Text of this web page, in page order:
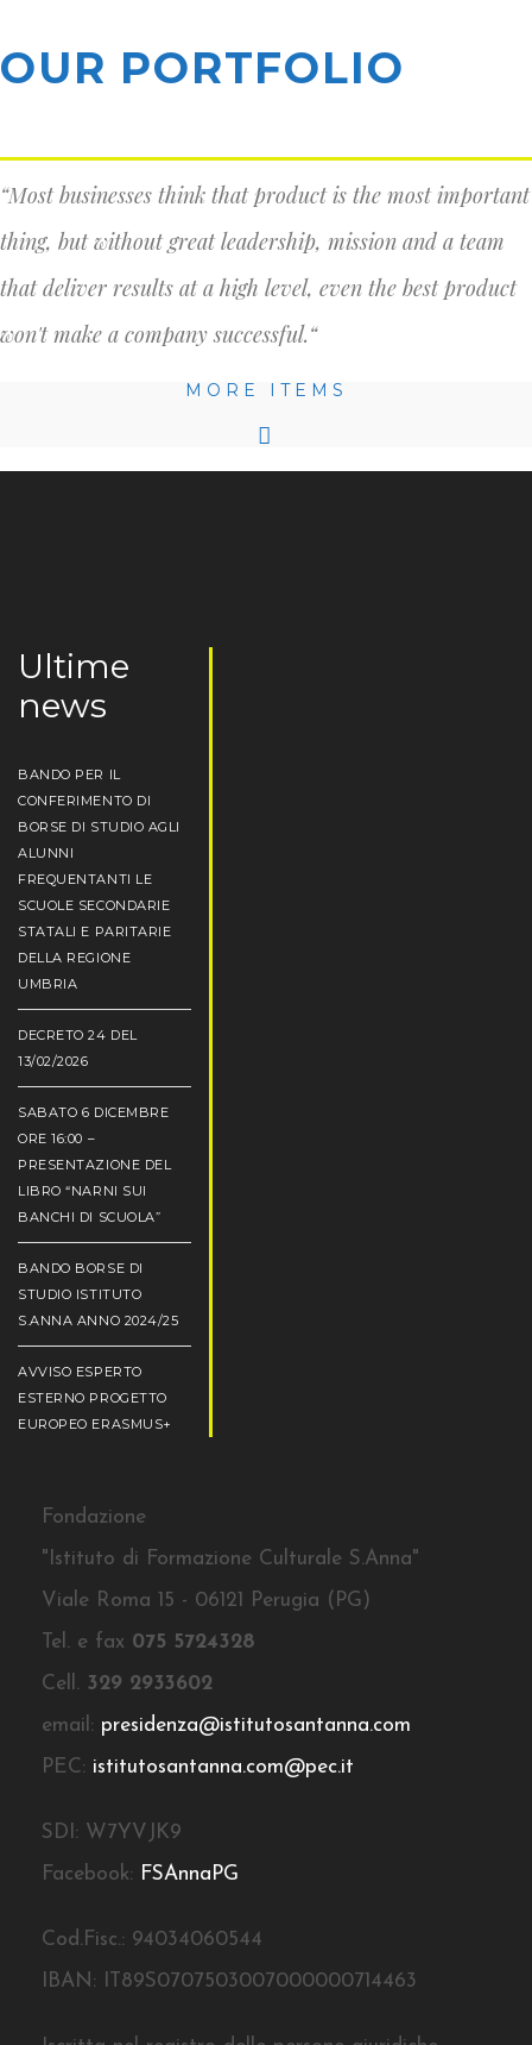
OUR PORTFOLIO
“Most businesses think that product is the most important
thing, but without great leadership, mission and a team
that deliver results at a high level, even the best product
won't make a company successful.“
MORE ITEMS
Ultime
news
BANDO PER IL
CONFERIMENTO DI
BORSE DI STUDIO AGLI
ALUNNI
FREQUENTANTI LE
SCUOLE SECONDARIE
STATALI E PARITARIE
DELLA REGIONE
UMBRIA
DECRETO 24 DEL
13/02/2026
SABATO 6 DICEMBRE
ORE 16:00 –
PRESENTAZIONE DEL
LIBRO “NARNI SUI
BANCHI DI SCUOLA”
BANDO BORSE DI
STUDIO ISTITUTO
S.ANNA ANNO 2024/25
AVVISO ESPERTO
ESTERNO PROGETTO
EUROPEO ERASMUS+
Fondazione
"Istituto di Formazione Culturale S.Anna"
Viale Roma 15 - 06121 Perugia (PG)
Tel. e fax 075 5724328
Cell. 329 2933602
email: presidenza@istitutosantanna.com
PEC: istitutosantanna.com@pec.it
SDI: W7YVJK9
Facebook: FSAnnaPG
Cod.Fisc.: 94034060544
IBAN: IT89S0707503007000000714463